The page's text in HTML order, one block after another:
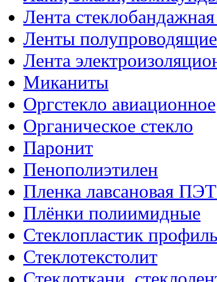
Лента
Ленты
Лента
Миканиты
Оргстекло авиационное
Органическое стекло
Паронит
Пенополиэтилен
Пленка лавсановая
Плёнки полиимидные
Стеклопластик
Стеклотекстолит